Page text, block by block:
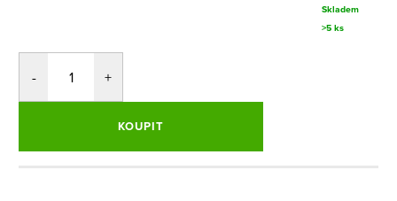
Skladem
>5 ks
KOUPIT